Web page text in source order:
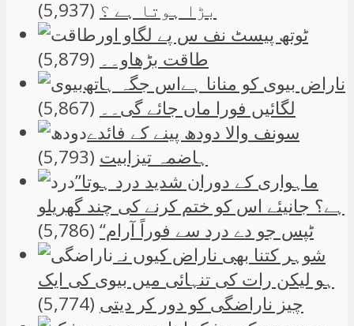
بڑا ہوتا ہے ؟ (5,937)
ٹوتھ پیسٹ نف س پے لگاو اور
طاقت بڑھاو۔۔ (5,879)
ناراض بیوی کو منانا ہےاس جگہ ہاتھ
لگائیں فورا ماں جائے گی۔۔ (5,867)
سونف والا دودھ پینے کے فائدے
ہاضمہ تیزابیت (5,793)
”ماہواری کے دوران شدید درد ہوتا
ہے؟ جانیئے اس کو ختم کرنے کی چند گھریلو
ٹپس جو دے درد سے فوراً آرام“ (5,786)
شوہر کتنا بھی ناراض کیوں نہ
ہو لیکن رات کی تنہائی میں بیوی کی ایک
چیز ناراضگی کو دور کر دیتی (5,774)